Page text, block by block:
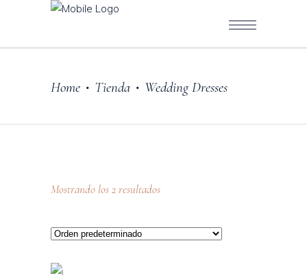
Home • Tienda • Wedding Dresses
Mostrando los 2 resultados